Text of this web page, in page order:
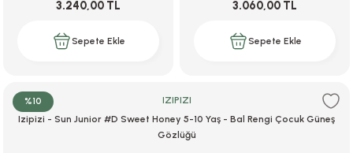
3.240,00 TL
Sepete Ekle
3.060,00 TL
Sepete Ekle
%10
IZIPIZI
Izipizi - Sun Junior #D Sweet Honey 5-10 Yaş - Bal Rengi Çocuk Güneş
Gözlüğü